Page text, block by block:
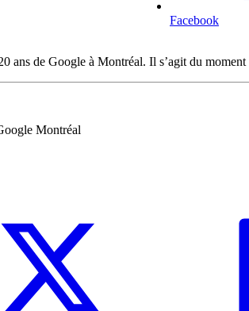
Facebook
ans de Google à Montréal. Il s’agit du
Montréal